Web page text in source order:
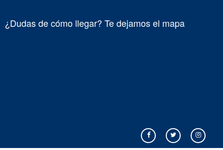
¿Dudas de cómo llegar? Te dejamos el mapa